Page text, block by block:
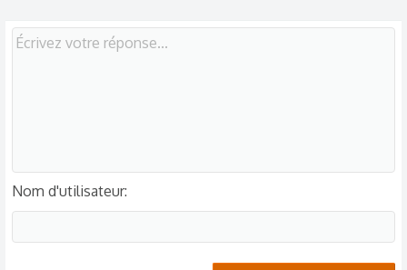
Nom d'utilisateur